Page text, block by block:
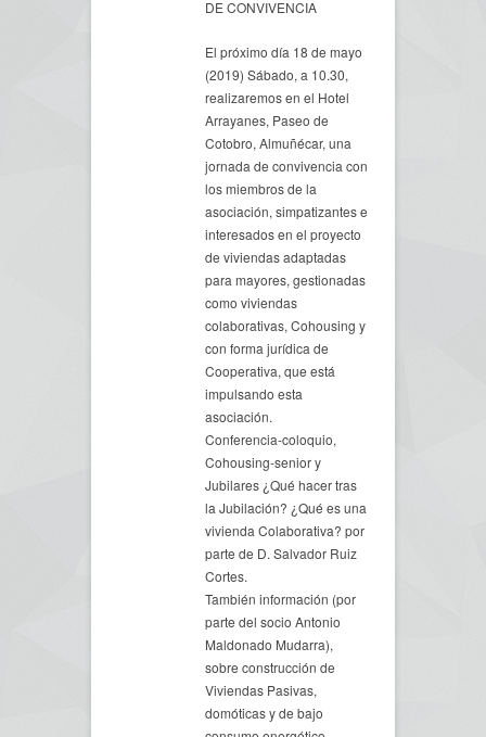
DE CONVIVENCIA
El próximo día 18 de mayo
(2019) Sábado, a 10.30,
realizaremos en el Hotel
Arrayanes, Paseo de
Cotobro, Almuñécar, una
jornada de convivencia con
los miembros de la
asociación, simpatizantes e
interesados en el proyecto
de viviendas adaptadas
para mayores, gestionadas
como viviendas
colaborativas, Cohousing y
con forma jurídica de
Cooperativa, que está
impulsando esta
asociación.
Conferencia-coloquio,
Cohousing-senior y
Jubilares ¿Qué hacer tras
la Jubilación? ¿Qué es una
vivienda Colaborativa? por
parte de D. Salvador Ruiz
Cortes.
También información (por
parte del socio Antonio
Maldonado Mudarra),
sobre construcción de
Viviendas Pasivas,
domóticas y de bajo